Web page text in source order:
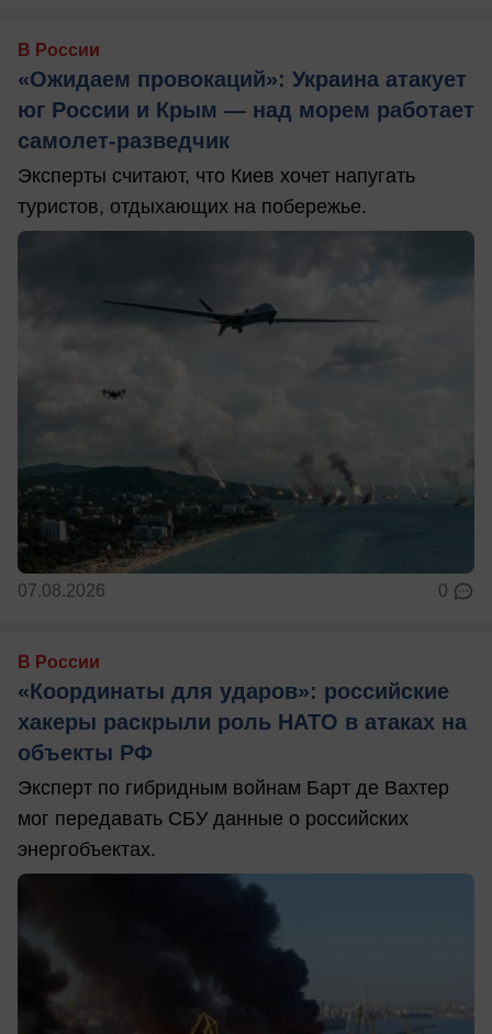
В России
«Ожидаем провокаций»: Украина атакует
юг России и Крым — над морем работает
самолет-разведчик
Эксперты считают, что Киев хочет напугать
туристов, отдыхающих на побережье.
07.08.2026 0
В России
«Координаты для ударов»: российские
хакеры раскрыли роль НАТО в атаках на
объекты РФ
Эксперт по гибридным войнам Барт де Вахтер
мог передавать СБУ данные о российских
энергобъектах.